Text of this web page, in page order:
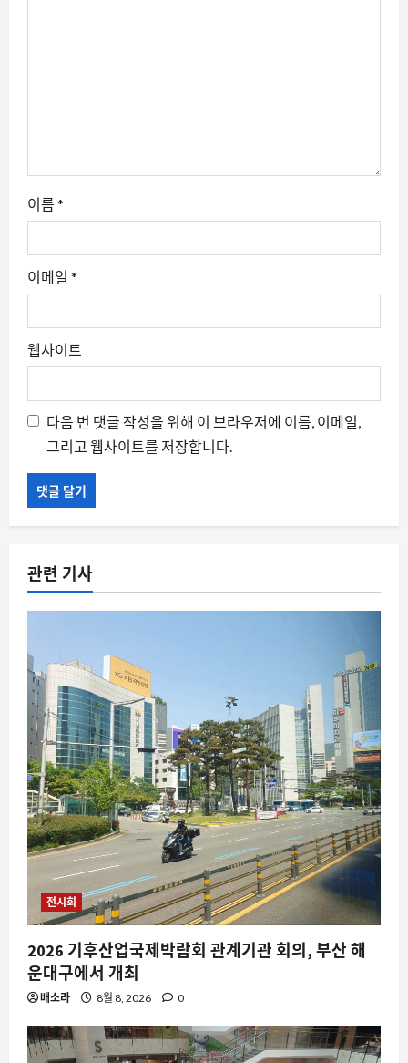
이름 *
이메일 *
웹사이트
다음 번 댓글 작성을 위해 이 브라우저에 이름, 이메일,
그리고 웹사이트를 저장합니다.
관련 기사
전시회
2026 기후산업국제박람회 관계기관 회의, 부산 해
운대구에서 개최
배소라 8월 8, 2026 0